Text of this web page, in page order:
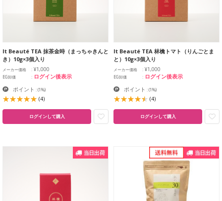
It Beauté TEA 抹茶金時（まっちゃきんと
き）10g×3個入り
メーカー価格 ¥1,000
EG卸価 ログイン後表示
ポイント :(1%)
(4)
ログインして購入
It Beauté TEA 林檎トマト（りんごとま
と）10g×3個入り
メーカー価格 ¥1,000
EG卸価 ログイン後表示
ポイント :(1%)
(4)
ログインして購入